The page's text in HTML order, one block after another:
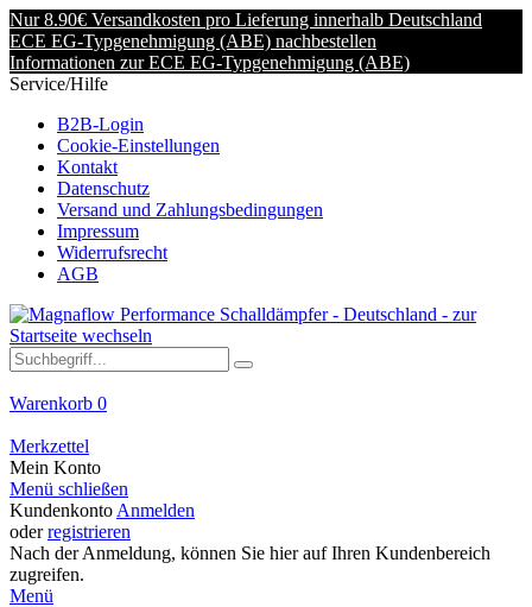
Nur 8.90€ Versandkosten pro Lieferung innerhalb Deutschland
ECE EG-Typgenehmigung (ABE) nachbestellen
Informationen zur ECE EG-Typgenehmigung (ABE)
Service/Hilfe
B2B-Login
Cookie-Einstellungen
Kontakt
Datenschutz
Versand und Zahlungsbedingungen
Impressum
Widerrufsrecht
AGB
Warenkorb 0
Merkzettel
Mein Konto
Menü schließen
Kundenkonto Anmelden
oderregistrieren
Nach der Anmeldung, können Sie hier auf Ihren Kundenbereich
zugreifen.
Menü